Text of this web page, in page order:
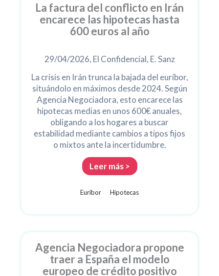
La factura del conflicto en Irán
encarece las hipotecas hasta
600 euros al año
29/04/2026, El Confidencial, E. Sanz
La crisis en Irán trunca la bajada del euríbor,
situándolo en máximos desde 2024. Según
Agencia Negociadora, esto encarece las
hipotecas medias en unos 600€ anuales,
obligando a los hogares a buscar
estabilidad mediante cambios a tipos fijos
o mixtos ante la incertidumbre.
Leer más >
Euríbor Hipotecas
Agencia Negociadora propone
traer a España el modelo
europeo de crédito positivo